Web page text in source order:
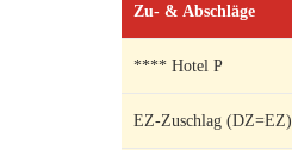
Zu- & Abschläge
**** Hotel P
EZ-Zuschlag (DZ=EZ)